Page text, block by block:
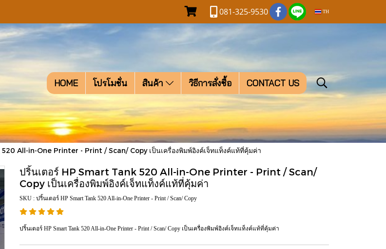
081-325-9530 TH
HOME โปรโมชั่น สินค้า วิธีการสั่งซื้อ CONTACT US
All-in-One Printer - Print / Scan/ Copy เป็นเครื่องพิมพ์อิงค์เจ็ทแท็งค์แท้ที่คุ้มค่า
ปริ้นเตอร์ HP Smart Tank 520 All-in-One Printer - Print / Scan/
Copy เป็นเครื่องพิมพ์อิงค์เจ็ทแท็งค์แท้ที่คุ้มค่า
SKU : ปริ้นเตอร์ HP Smart Tank 520 All-in-One Printer - Print / Scan/ Copy
ปริ้นเตอร์ HP Smart Tank 520 All-in-One Printer - Print / Scan/ Copy เป็นเครื่องพิมพ์อิงค์เจ็ทแท็งค์แท้ที่คุ้มค่า